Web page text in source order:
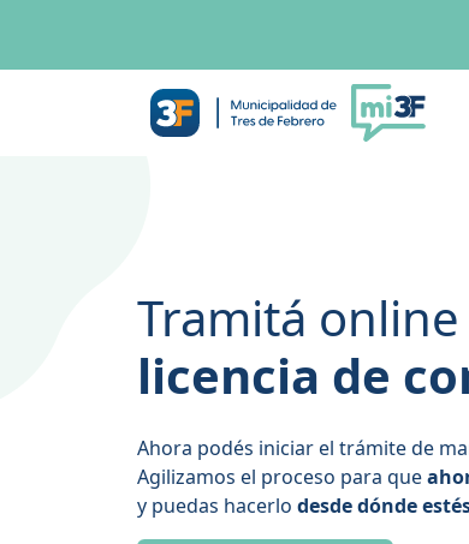
Tramitá
licencia de
Ahora podés iniciar el trámite de
Agilizamos el proceso para que
y puedas hacerlo desde dónde